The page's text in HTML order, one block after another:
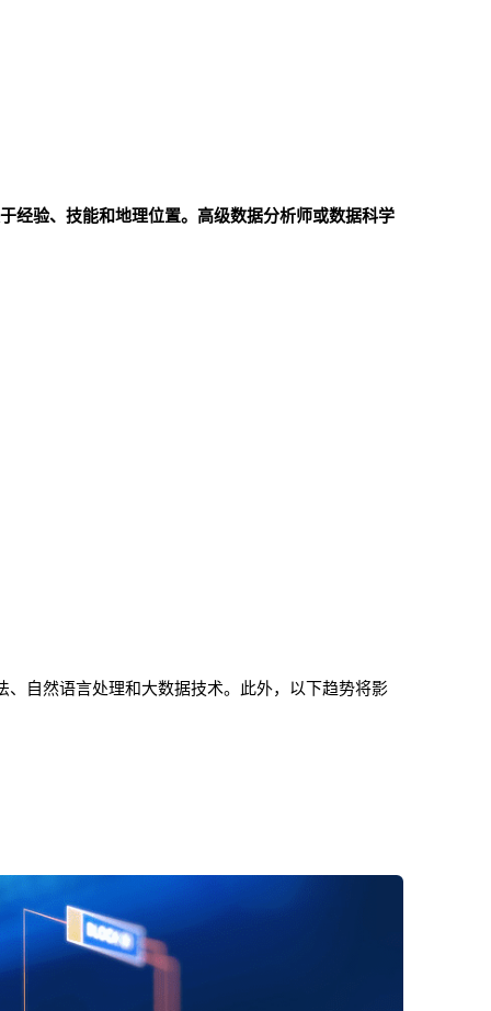
经验、技能和地理位置。高级数据分析师或数据科学
自然语言处理和大数据技术。此外，以下趋势将影